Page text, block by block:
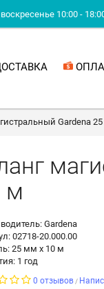
10:00 -
Gardena
м
Gardena
02718-20.000.00
25 мм х 10 м
1 год
0 отзывов/